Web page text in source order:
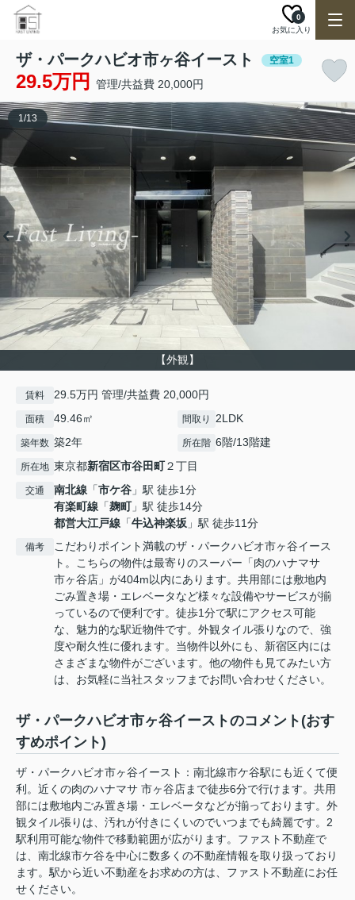
お気に入り
0
ザ・パークハビオ市ヶ谷イースト 空室1
29.5万円 管理/共益費 20,000円
【外観】
1/13
賃料 29.5万円 管理/共益費 20,000円
面積 49.46㎡ 間取り 2LDK
築年数 築2年 所在階 6階/13階建
所在地 東京都新宿区市谷田町２丁目
交通 南北線 「市ケ谷 」駅 徒歩1分
有楽町線 「麹町」駅 徒歩14分
都営大江戸線 「牛込神楽坂 」駅 徒歩11分
備考
こだわりポイント満載のザ・パークハビオ市ヶ谷イース
ト。こちらの物件は最寄りのスーパー「肉のハナマサ
市ヶ谷店」が404m以内にあります。共用部には敷地内
ごみ置き場・エレベータなど様々な設備やサービスが揃
っているので便利です。徒歩1分で駅にアクセス可能
な、魅力的な駅近物件です。外観タイル張りなので、強
度や耐久性に優れます。当物件以外にも、新宿区内には
さまざまな物件がございます。他の物件も見てみたい方
は、お気軽に当社スタッフまでお問い合わせください。
ザ・パークハビオ市ヶ谷イーストのコメント(おす
すめポイント)
ザ・パークハビオ市ヶ谷イースト：南北線市ケ谷駅にも近くて便
利。近くの肉のハナマサ 市ヶ谷店まで徒歩6分で行けます。共用
部には敷地内ごみ置き場・エレベータなどが揃っております。外
観タイル張りは、汚れが付きにくいのでいつまでも綺麗です。2
駅利用可能な物件で移動範囲が広がります。ファスト不動産で
は、南北線市ケ谷を中心に数多くの不動産情報を取り扱っており
ます。駅から近い不動産をお求めの方は、ファスト不動産にお任
せください。